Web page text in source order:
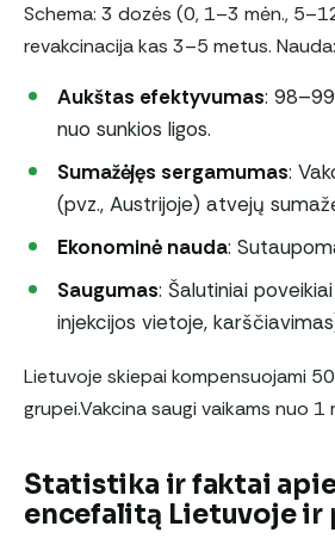
Schema: 3 dozės (0, 1–3 mėn.,
revakcinacija kas 3–5 metus. Nauda:
Aukštas efektyvumas:
nuo sunkios ligos.
Sumažėjęs sergamumas:
(pvz., Austrijoje) atvejų
Ekonominė nauda:
Saugumas: Šalutiniai
injekcijos vietoje,
Lietuvoje skiepai kompensuojami
grupei.Vakcina saugi vaikams nuo 1
Statistika ir faktai
encefalitą Lietuvoje ir